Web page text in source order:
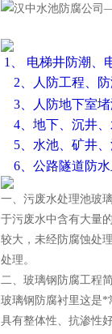
1、 电梯井防潮、
2、人防工程、防
3、
人防地下室
4、 地下、沉井
5、 水池、矿井
6、 公路隧道防
一、污废水处理池玻
于污废水中含有大量
较大，未经防腐蚀处
处理。
二、玻璃钢防腐工程
玻璃钢防腐衬里这是*
具有整体性、抗渗性